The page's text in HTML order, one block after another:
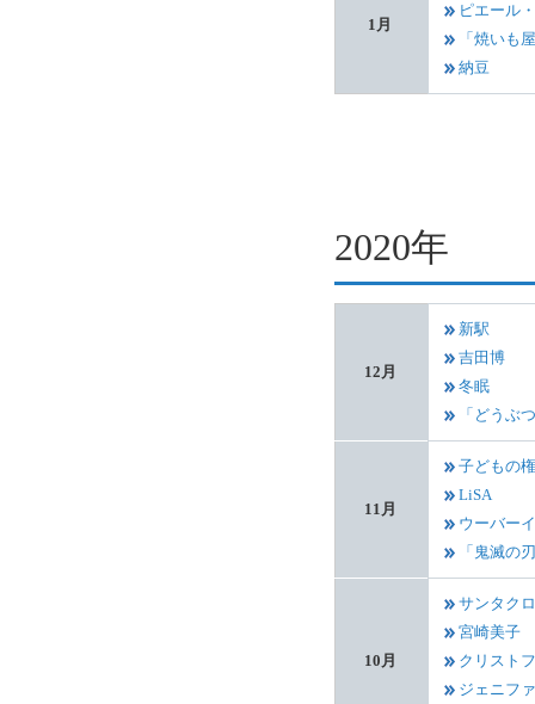
1月
ピエール
「焼いも
納豆
2020年
12月
新駅
吉田博
冬眠
「どうぶ
11月
子どもの
LiSA
ウーバー
「鬼滅の
10月
サンタク
宮崎美子
クリスト
ジェニフ